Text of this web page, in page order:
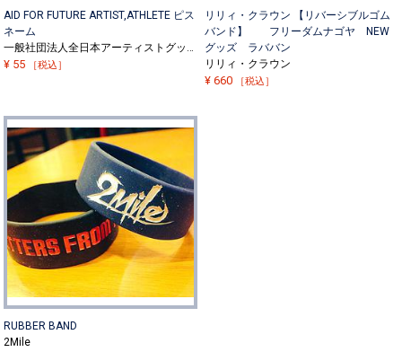
AID FOR FUTURE ARTIST,ATHLETE ピス
ネーム
一般社団法人全日本アーティストグッズ協会
¥ 55 ［税込］
リリィ・クラウン 【リバーシブルゴム
バンド】 フリーダムナゴヤ NEW
グッズ ラババン
リリィ・クラウン
¥660 ［税込］
RUBBER BAND
2Mile